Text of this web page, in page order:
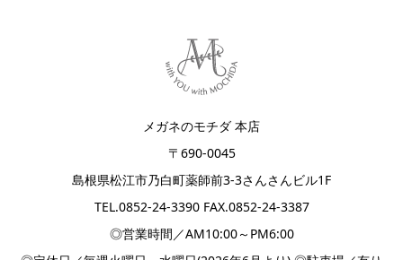
メガネのモチダ 本店
〒690-0045
島根県松江市乃白町薬師前3-3さんさんビル1F
TEL.0852-24-3390FAX.0852-24-3387
◎営業時間／AM10:00～PM6:00